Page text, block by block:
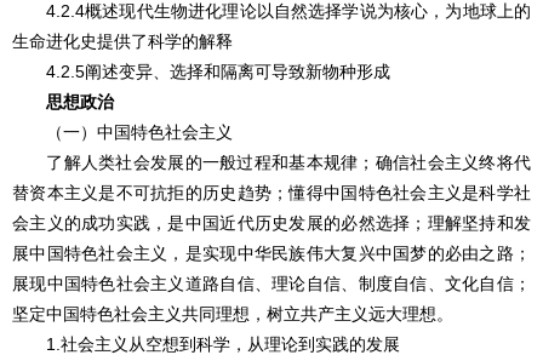
4.2.4概述现代生物进化理论以自然选择学说为核心，为地球上的
生命进化史提供了科学的解释
4.2.5阐述变异、选择和隔离可导致新物种形成
思想政治
（一）中国特色社会主义
了解人类社会发展的一般过程和基本规律；确信社会主义终将代
替资本主义是不可抗拒的历史趋势；懂得中国特色社会主义是科学社
会主义的成功实践，是中国近代历史发展的必然选择；理解坚持和发
展中国特色社会主义，是实现中华民族伟大复兴中国梦的必由之路；
展现中国特色社会主义道路自信、理论自信、制度自信、文化自信；
坚定中国特色社会主义共同理想，树立共产主义远大理想。
1.社会主义从空想到科学，从理论到实践的发展